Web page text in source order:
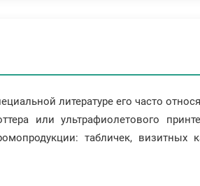
литературе его часто
или ультрафиолетового
табличек, визитных